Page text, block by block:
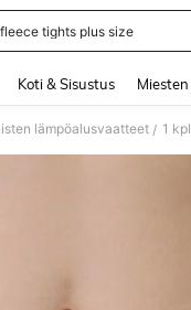
fleece tights plus size
Koti & Sisustus
lämpöalusvaatteet / 1